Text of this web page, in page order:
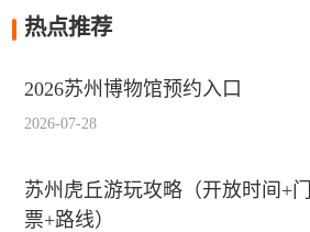
热点推荐
2026苏州博物馆预约入口
2026-07-28
苏州虎丘游玩攻略（开放时间+门
票+路线）